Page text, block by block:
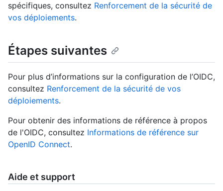
spécifiques, consultez Renforcement de la sécurité de
vos déploiements.
Étapes suivantes
Pour plus d’informations sur la configuration de l’OIDC,
consultez Renforcement de la sécurité de vos
déploiements.
Pour obtenir des informations de référence à propos
de l'OIDC, consultez Informations de référence sur
OpenID Connect.
Aide et support